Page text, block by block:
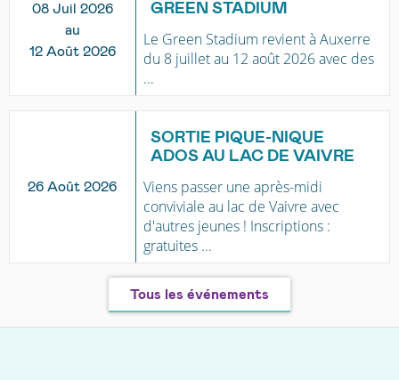
08 Juil 2026
au
12 Août 2026
GREEN STADIUM
Le Green Stadium revient à Auxerre
du 8 juillet au 12 août 2026 avec des
...
26 Août 2026
SORTIE PIQUE-NIQUE
ADOS AU LAC DE VAIVRE
Viens passer une après-midi
conviviale au lac de Vaivre avec
d'autres jeunes ! Inscriptions :
gratuites ...
Tous les événements